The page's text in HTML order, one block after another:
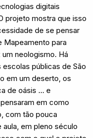
digitais
projeto mostra que isso
de se pensar
Mapeamento para
neologismo. Há
públicas de São
em um deserto, os
de oásis … e
em como
com tão pouca
em pleno século